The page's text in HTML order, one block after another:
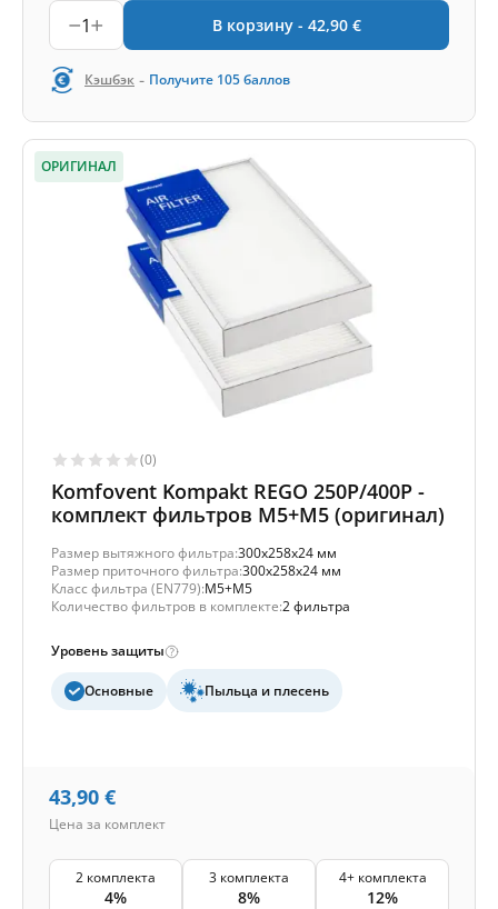
1 В корзину - 42,90 €
Кэшбэк - Получите 105баллов
ОРИГИНАЛ
(0)
Komfovent Kompakt REGO 250P/400P -
комплект фильтров M5+M5 (оригинал)
Размер вытяжного фильтра:300x258x24 мм
Размер приточного фильтра:300x258x24 мм
Класс фильтра (EN779):M5+M5
Количество фильтров в комплекте:2 фильтра
Уровень защиты
Основные Пыльца и плесень
43,90 €
Цена за комплект
2 комплекта
4%
3 комплекта
8%
4+ комплекта
12%